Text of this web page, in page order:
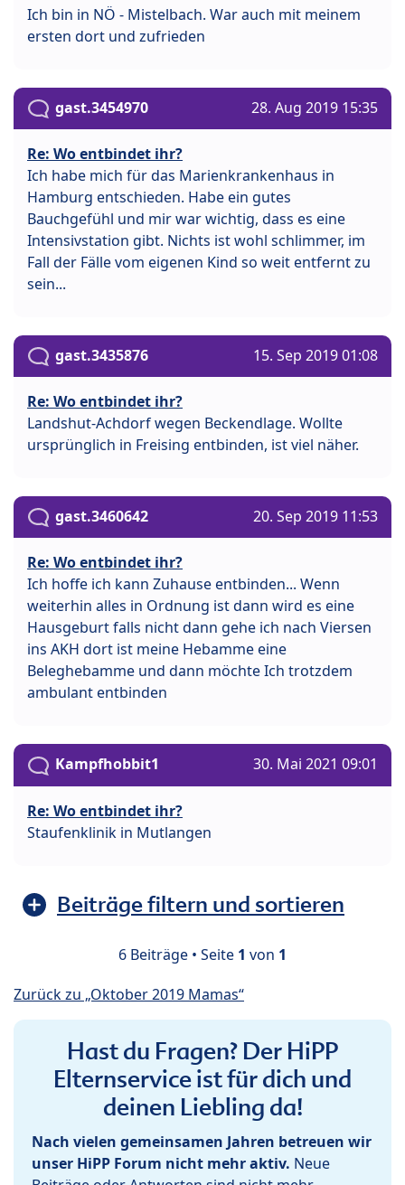
Ich bin in NÖ - Mistelbach. War auch mit meinem
ersten dort und zufrieden
gast.3454970 28. Aug 2019 15:35
Re: Wo entbindet ihr?
Ich habe mich für das Marienkrankenhaus in
Hamburg entschieden. Habe ein gutes
Bauchgefühl und mir war wichtig, dass es eine
Intensivstation gibt. Nichts ist wohl schlimmer, im
Fall der Fälle vom eigenen Kind so weit entfernt zu
sein...
gast.3435876 15. Sep 2019 01:08
Re: Wo entbindet ihr?
Landshut-Achdorf wegen Beckendlage. Wollte
ursprünglich in Freising entbinden, ist viel näher.
gast.3460642 20. Sep 2019 11:53
Re: Wo entbindet ihr?
Ich hoffe ich kann Zuhause entbinden... Wenn
weiterhin alles in Ordnung ist dann wird es eine
Hausgeburt falls nicht dann gehe ich nach Viersen
ins AKH dort ist meine Hebamme eine
Beleghebamme und dann möchte Ich trotzdem
ambulant entbinden
Kampfhobbit1 30. Mai 2021 09:01
Re: Wo entbindet ihr?
Staufenklinik in Mutlangen
Beiträge filtern und sortieren
6 Beiträge • Seite 1 von 1
Zurück zu „Oktober 2019 Mamas“
Hast du Fragen? Der HiPP
Elternservice ist für dich und
deinen Liebling da!
Nach vielen gemeinsamen Jahren betreuen wir
unser HiPP Forum nicht mehr aktiv. Neue